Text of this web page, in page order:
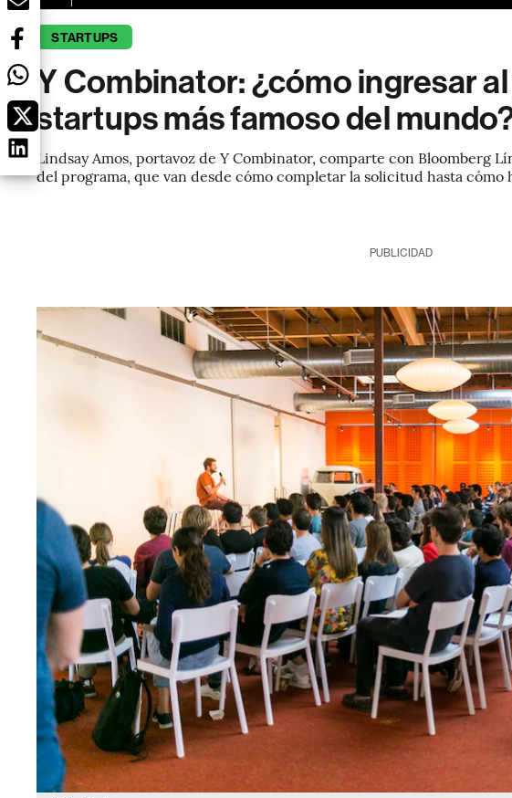
STARTUPS
Y Combinator: ¿cómo ingresar
startups más famoso del
Lindsay Amos, portavoz de Y Combinator, comparte con Bloomberg
del programa, que van desde cómo completar la solicitud hasta
PUBLICIDAD